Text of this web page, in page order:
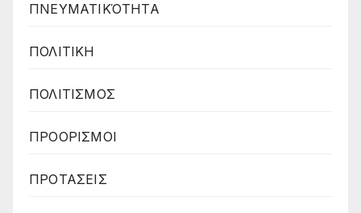
ΠΝΕΥΜΑΤΙΚΌΤΗΤΑ
ΠΟΛΙΤΙΚΗ
ΠΟΛΙΤΙΣΜΟΣ
ΠΡΟΟΡΙΣΜΟΙ
ΠΡΟΤΑΣΕΙΣ